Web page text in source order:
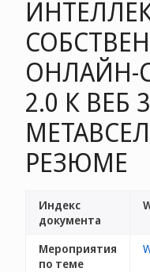
ОНЛАЙН-
2.0 К ВЕБ
РЕЗЮМЕ
Индекс
документа
Мероприятия
по теме